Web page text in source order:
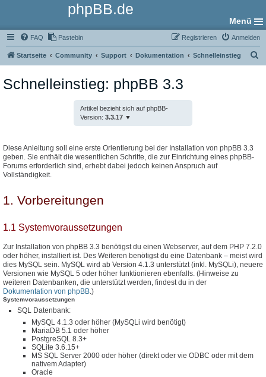
phpBB.de
Menü
FAQ Pastebin Anmelden
Registrieren
Startseite Community Support Dokumentation Schnelleinstieg
Schnelleinstieg: phpBB 3.3
Artikel bezieht sich auf phpBB-
Version: 3.3.17
Diese Anleitung soll eine erste Orientierung bei der Installation von phpBB 3.3
geben. Sie enthält die wesentlichen Schritte, die zur Einrichtung eines phpBB-
Forums erforderlich sind, erhebt dabei jedoch keinen Anspruch auf
Vollständigkeit.
1. Vorbereitungen
1.1 Systemvoraussetzungen
Zur Installation von phpBB 3.3 benötigst du einen Webserver, auf dem PHP 7.2.0
oder höher, installiert ist. Des Weiteren benötigst du eine Datenbank – meist wird
dies MySQL sein. MySQL wird ab Version 4.1.3 unterstützt (inkl. MySQLi), neuere
Versionen wie MySQL 5 oder höher funktionieren ebenfalls. (Hinweise zu
weiteren Datenbanken, die unterstützt werden, findest du in der
Dokumentation von phpBB.)
Systemvoraussetzungen
SQL Datenbank:
MySQL 4.1.3 oder höher (MySQLi wird benötigt)
MariaDB 5.1 oder höher
PostgreSQL 8.3+
SQLite 3.6.15+
MS SQL Server 2000 oder höher (direkt oder vie ODBC oder mit dem
nativem Adapter)
Oracle